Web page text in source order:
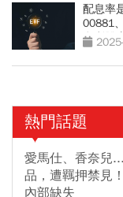
配息率
00881
息利雙
熱門話題
愛馬仕、香奈兒
品，遭羈押禁見
內部缺失